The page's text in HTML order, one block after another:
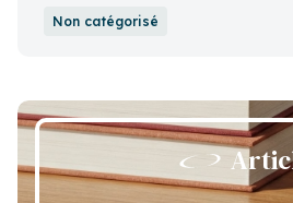
Non catégorisé